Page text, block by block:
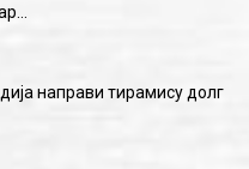
направи тирамису долг